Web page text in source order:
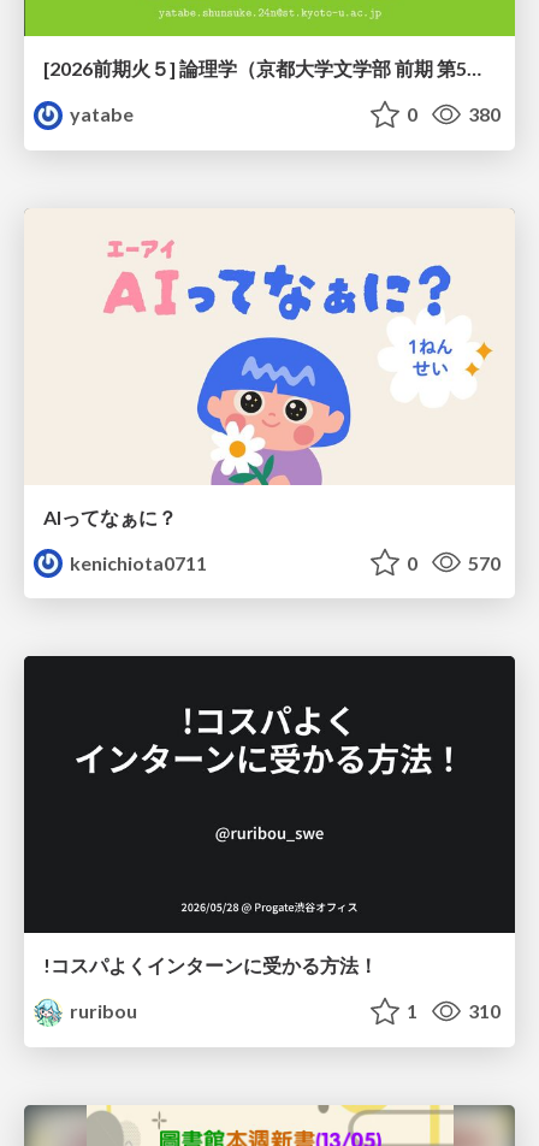
[2026前期火５] 論理学（京都大学文学部 前期 第5回）「 ならばの問題演習・proof net・かつの規則」
yatabe
0 380
AIってなぁに？
kenichiota0711
0 570
!コスパよくインターンに受かる方法！
ruribou
1 310